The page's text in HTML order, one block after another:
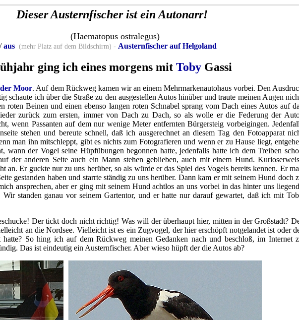
Dieser Austernfischer ist ein Autonarr!
(Haematopus ostralegus)
/aus (mehr Platz auf dem Bildschirm) - Austernfischer auf Helgoland
ging ich eines morgens mit TobyGassi
Moor. Auf dem Rückweg kamen wir an einem Mehrmarkenautohaus vorbei. Den
schaute ich über die Straße zu den ausgestellen Autos hinüber und traute meinen Augen
roten Beinen und einen ebenso langen roten Schnabel sprang vom Dach eines Autos auf
zurück zum ersten, immer von Dach zu Dach, so als wolle er die Federung der
wenn Passanten auf dem nur wenige Meter entfernten Bürgersteig vorbeigingen.
stehen und bereute schnell, daß ich ausgerechnet an diesem Tag den Fotoapparat
man ihn mitschleppt, gibt es nichts zum Fotografieren und wenn er zu Hause liegt,
wann der Vogel seine Hüpfübungen begonnen hatte, jedenfalls hatte ich dem Treiben
der anderen Seite auch ein Mann stehen geblieben, auch mit einem Hund.
an. Er guckte nur zu uns herüber, so als würde er das Spiel des Vogels bereits kennen. Er
gestanden haben und starrte ständig zu uns herüber. Dann kam er mit seinem Hund doch
ansprechen, aber er ging mit seinem Hund achtlos an uns vorbei in das hinter uns
standen ganau vor seinem Gartentor, und er hatte nur darauf gewartet, daß ich mit
Der tickt doch nicht richtig! Was will der überhaupt hier, mitten in der Großstadt?
an die Nordsee. Vielleicht ist es ein Zugvogel, der hier erschöpft notgelandet ist oder
So hing ich auf dem Rückweg meinen Gedanken nach und beschloß, im Internet
Das ist eindeutig ein Austernfischer. Aber wieso hüpft der die Autos ab?